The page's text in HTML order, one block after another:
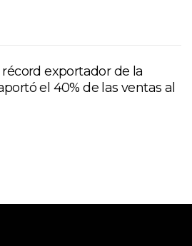
exportador de la
el 40% de las ventas al